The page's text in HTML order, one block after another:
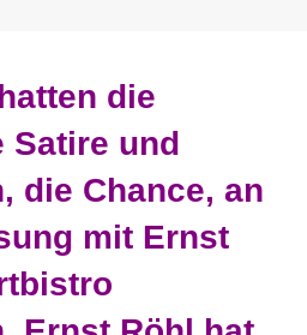
die
Satire und
die Chance, an
mit Ernst